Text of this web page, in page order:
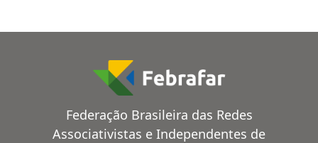
Federação Brasileira das Redes
Associativistas e Independentes de